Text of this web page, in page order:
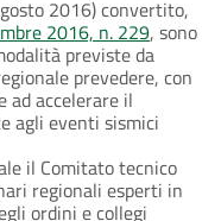
2016) convertito,
2016, n. 229, sono
previste da
prevedere, con
ad accelerare il
agli eventi sismici
il Comitato tecnico
regionali esperti in
ordini e collegi